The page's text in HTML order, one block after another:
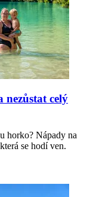
nezůstat celý
horko? Nápady na
se hodí ven.